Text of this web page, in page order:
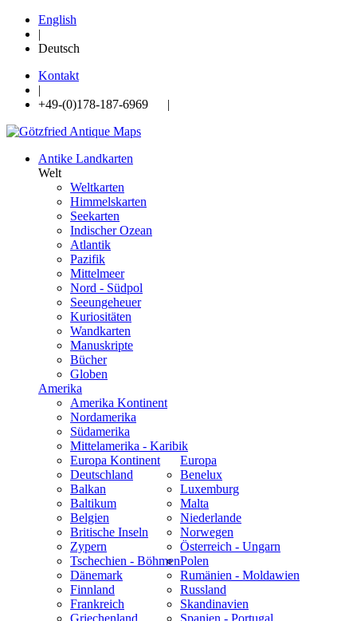
English
|
Deutsch
Kontakt
|
+49-(0)178-187-6969 |
Antike Landkarten
Welt
Weltkarten
Himmelskarten
Seekarten
Indischer Ozean
Atlantik
Pazifik
Mittelmeer
Nord - Südpol
Seeungeheuer
Kuriositäten
Wandkarten
Manuskripte
Bücher
Globen
Amerika
Amerika Kontinent
Nordamerika
Südamerika
Mittelamerika - Karibik
Europa
Europa Kontinent
Deutschland
Balkan
Baltikum
Belgien
Britische Inseln
Zypern
Tschechien - Böhmen
Dänemark
Finnland
Frankreich
Griechenland
Benelux
Luxemburg
Malta
Niederlande
Norwegen
Österreich - Ungarn
Polen
Rumänien - Moldawien
Russland
Skandinavien
Spanien - Portugal